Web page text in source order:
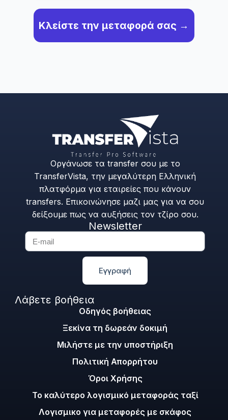
Κλείστε την μεταφορά σας →
Οργάνωσε τα transfer σου με το
TransferVista, την μεγαλύτερη Ελληνική
πλατφόρμα για εταιρείες που κάνουν
transfers. Επικοινώνησε μαζι μας για να σου
δείξουμε πως να αυξήσεις τον τζίρο σου.
Newsletter
Εγγραφή
Λάβετε βοήθεια
Οδηγός βοήθειας
Ξεκίνα τη δωρεάν δοκιμή
Μιλήστε με την υποστήριξη
Πολιτική Απορρήτου
Όροι Χρήσης
Το καλύτερο λογισμικό μεταφοράς ταξί
Λογισμικο για μεταφορές με σκάφος